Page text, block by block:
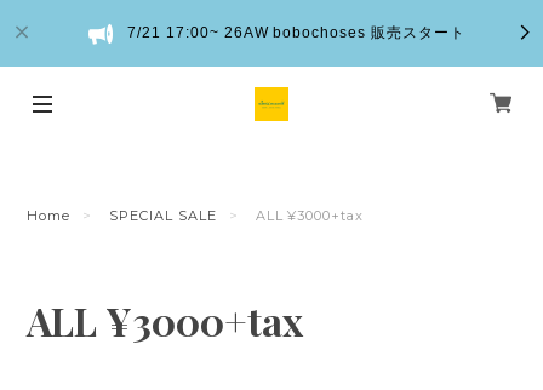
7/21 17:00~ 26AW bobochoses 販売スタート
Home SPECIAL SALE ALL ¥3000+tax
ALL ¥3000+tax